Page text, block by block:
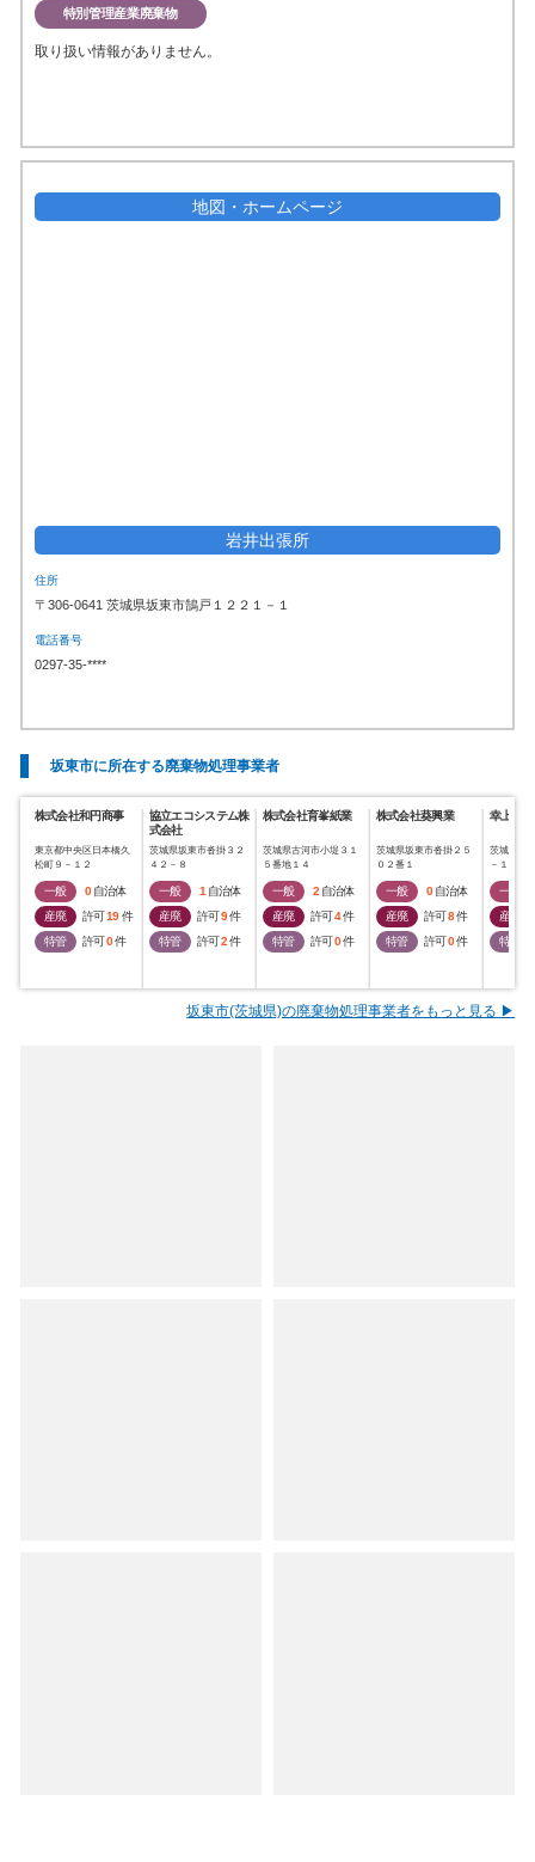
特別管理産業廃棄物
取り扱い情報がありません。
地図・ホームページ
岩井出張所
住所
〒306-0641 茨城県坂東市鵠戸１２２１－１
電話番号
0297-35-****
坂東市に所在する廃棄物処理事業者
株式会社和円商事
東京都中央区日本橋久
松町９－１２
一般 0 自治体
産廃
許可19 件
特管
許可0件
協立エコシステム株
式会社
茨城県坂東市沓掛３２
４２－８
一般 1 自治体
産廃
許可9件
特管
許可2 件
株式会社育峯紙業
茨城県古河市小堤３１
５番地１４
一般 2 自治体
産廃
許可4件
特管
許可0件
株式会社葵興業
茨城県坂東市沓掛２５
０２番１
一般 0 自治体
産廃
許可8件
特管
許可0件
幸上建
茨城県坂
－１
一般
産廃
特管
坂東市(茨城県)の廃棄物処理事業者をもっと見る ▶